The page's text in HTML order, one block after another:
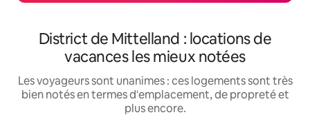
District de Mittelland : locations de
vacances les mieux notées
Les voyageurs sont unanimes : ces logements sont très
bien notés en termes d'emplacement, de propreté et
plus encore.